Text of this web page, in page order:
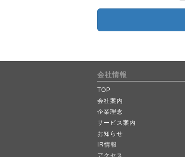
会社情報
TOP
会社案内
企業理念
サービス案内
お知らせ
IR情報
アクセス